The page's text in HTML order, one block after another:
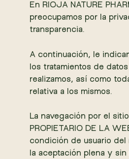
En RIOJA NATURE
preocupamos por la
transparencia.
A continuación, le
los tratamientos de
realizamos, así como
relativa a los mismos.
La navegación por el
PROPIETARIO DE LA
condición de usuario del
la aceptación plena y